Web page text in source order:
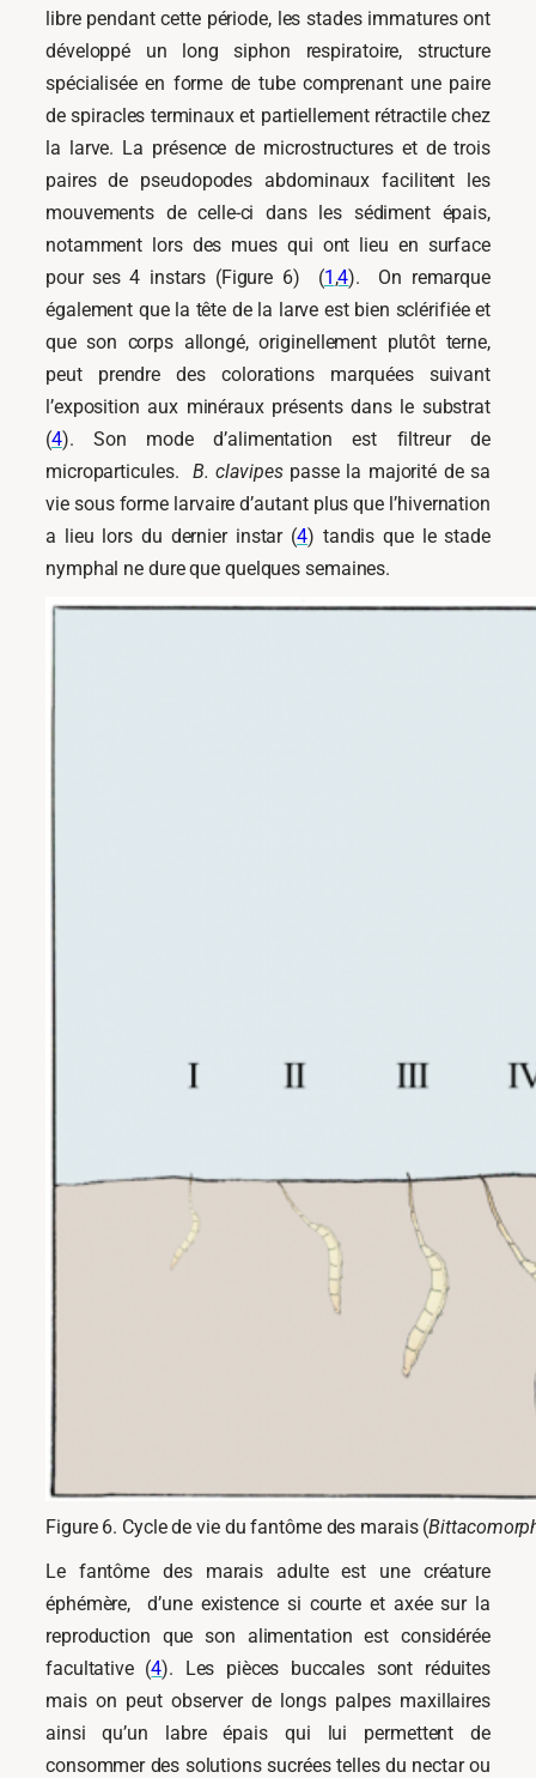
libre pendant cette période, les stades immatures ont
développé un long siphon respiratoire, structure
spécialisée en forme de tube comprenant une paire
de spiracles terminaux et partiellement rétractile chez
la larve. La présence de microstructures et de trois
paires de pseudopodes abdominaux facilitent les
mouvements de celle-ci dans les sédiment épais,
notamment lors des mues qui ont lieu en surface
pour ses 4 instars (Figure 6) (1 ,4). On remarque
également que la tête de la larve est bien sclérifiée et
que son corps allongé, originellement plutôt terne,
peut prendre des colorations marquées suivant
l’exposition aux minéraux présents dans le substrat
(4). Son mode d’alimentation est filtreur de
microparticules. B. clavipespasse la majorité de sa
vie sous forme larvaire d’autant plus que l’hivernation
a lieu lors du dernier instar (4) tandis que le stade
nymphal ne dure que quelques semaines.
Figure 6. Cycle de vie du fantôme des marais (
Le fantôme des marais adulte est une créature
éphémère, d’une existence si courte et axée sur la
reproduction que son alimentation est considérée
facultative (4). Les pièces buccales sont réduites
mais on peut observer de longs palpes maxillaires
ainsi qu’un labre épais qui lui permettent de
consommer des solutions sucrées telles du nectar ou